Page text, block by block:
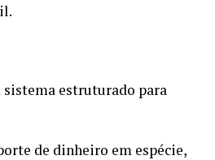
estruturado para
de dinheiro em espécie,